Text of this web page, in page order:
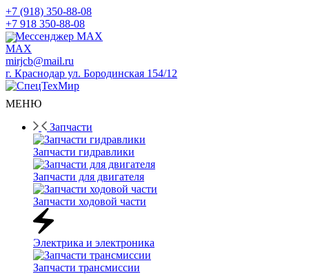
+7 (918) 350-88-08
+7 918 350-88-08
Мессенджер MAX
mirjcb@mail.ru
г. Краснодар ул. Бородинская 154/12
МЕНЮ
Запчасти
Запчасти гидравлики
Запчасти для двигателя
Запчасти ходовой части
Электрика и электроника
Запчасти трансмиссии